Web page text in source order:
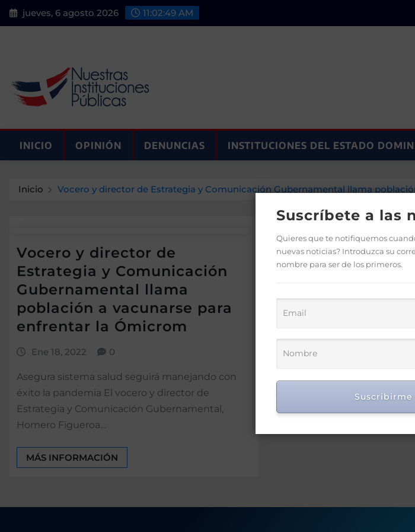
Saltar
al
jueves, 6 agosto 2026 11:02:49 AM
INICIO OPINIÓN DENUNCIAS INSTITUCIONES DEL ESTADO
Inicio Vocero y director de Estrategia y Comunicación Gubernamental llama
Vocero y director de
Estrategia y Comunicación
Gubernamental llama
población a vacunarse para
enfrentar la Ómicrom
Ene 18, 2022 0
Asegura sistema salud seguirá manejando con
éxito la pandemia El vocero y director de
Estrategia y Comunicación Gubernamental,
Homero Figueroa…
MÁS INFORMACIÓN
Suscríbete a las
Quieres que te notifiquemos
nuevas noticias? Introduzca su
nombre para ser de los primeros.
Suscribirme